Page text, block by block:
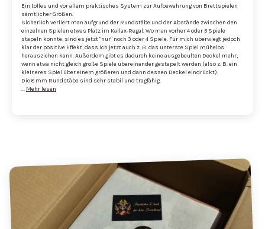
Ein tolles und vor allem praktisches System zur Aufbewahrung von Brettspielen
sämtlicher Größen.
Sicherlich verliert man aufgrund der Rundstäbe und der Abstände zwischen den
einzelnen Spielen etwas Platz im Kallax-Regal. Wo man vorher 4 oder 5 Spiele
stapeln konnte, sind es jetzt "nur" noch 3 oder 4 Spiele. Für mich überwiegt jedoch
klar der positive Effekt, dass ich jetzt auch z. B. das unterste Spiel mühelos
herausziehen kann. Außerdem gibt es dadurch keine ausgebeulten Deckel mehr,
wenn etwa nicht gleich große Spiele übereinander gestapelt werden (also z. B. ein
kleineres Spiel über einem größeren und dann dessen Deckel eindrückt).
Die 8 mm Rundstäbe sind sehr stabil und tragfähig.
... Mehr lesen